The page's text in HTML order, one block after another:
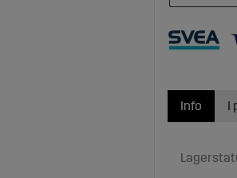
Info I